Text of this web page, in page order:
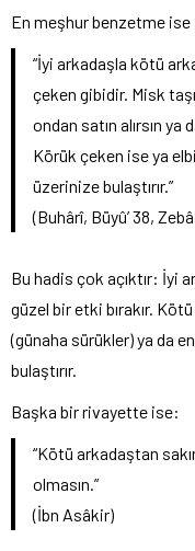
En meşhur benzetme ise
“İyi arkadaşla kötü
çeken gibidir. Misk
ondan satın alırsın ya
Körük çeken ise ya
üzerinize bulaştırır.”
(Buhârî, Büyû’ 38,
Bu hadis çok açıktır: İyi
güzel bir etki bırakır.
(günaha sürükler) ya da
bulaştırır.
Başka bir rivayette ise:
“Kötü arkadaştan
olmasın.”
(İbn Asâkir)